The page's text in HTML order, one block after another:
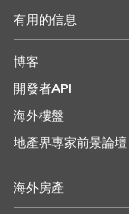
有用的信息
博客
開發者API
海外樓盤
地產界專家前景論壇
海外房產